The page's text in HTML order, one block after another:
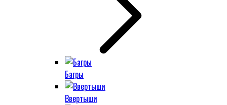
Багры
Ввертыши